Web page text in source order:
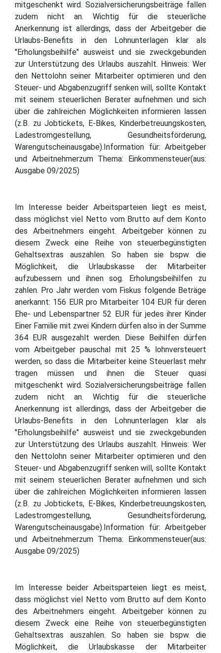
mitgeschenkt wird. Sozialversicherungsbeiträge fallen
zudem nicht an. Wichtig für die steuerliche
Anerkennung ist allerdings, dass der Arbeitgeber die
Urlaubs-Benefits in den Lohnunterlagen klar als
"Erholungsbeihilfe" ausweist und sie zweckgebunden
zur Unterstützung des Urlaubs auszahlt. Hinweis: Wer
den Nettolohn seiner Mitarbeiter optimieren und den
Steuer- und Abgabenzugriff senken will, sollte Kontakt
mit seinem steuerlichen Berater aufnehmen und sich
über die zahlreichen Möglichkeiten informieren lassen
(z.B. zu Jobtickets, E-Bikes, Kinderbetreuungskosten,
Ladestromgestellung, Gesundheitsförderung,
Warengutscheinausgabe).Information für: Arbeitgeber
und Arbeitnehmerzum Thema: Einkommensteuer(aus:
Ausgabe 09/2025)
Im Interesse beider Arbeitsparteien liegt es meist,
dass möglichst viel Netto vom Brutto auf dem Konto
des Arbeitnehmers eingeht. Arbeitgeber können zu
diesem Zweck eine Reihe von steuerbegünstigten
Gehaltsextras auszahlen. So haben sie bspw. die
Möglichkeit, die Urlaubskasse der Mitarbeiter
aufzubessern und ihnen sog. Erholungsbeihilfen zu
zahlen. Pro Jahr werden vom Fiskus folgende Beträge
anerkannt: 156 EUR pro Mitarbeiter 104 EUR für deren
Ehe- und Lebenspartner 52 EUR für jedes ihrer Kinder
Einer Familie mit zwei Kindern dürfen also in der Summe
364 EUR ausgezahlt werden. Diese Beihilfen dürfen
vom Arbeitgeber pauschal mit 25 % lohnversteuert
werden, so dass die Mitarbeiter keine Steuerlast mehr
tragen müssen und ihnen die Steuer quasi
mitgeschenkt wird. Sozialversicherungsbeiträge fallen
zudem nicht an. Wichtig für die steuerliche
Anerkennung ist allerdings, dass der Arbeitgeber die
Urlaubs-Benefits in den Lohnunterlagen klar als
"Erholungsbeihilfe" ausweist und sie zweckgebunden
zur Unterstützung des Urlaubs auszahlt. Hinweis: Wer
den Nettolohn seiner Mitarbeiter optimieren und den
Steuer- und Abgabenzugriff senken will, sollte Kontakt
mit seinem steuerlichen Berater aufnehmen und sich
über die zahlreichen Möglichkeiten informieren lassen
(z.B. zu Jobtickets, E-Bikes, Kinderbetreuungskosten,
Ladestromgestellung, Gesundheitsförderung,
Warengutscheinausgabe).Information für: Arbeitgeber
und Arbeitnehmerzum Thema: Einkommensteuer(aus:
Ausgabe 09/2025)
Im Interesse beider Arbeitsparteien liegt es meist,
dass möglichst viel Netto vom Brutto auf dem Konto
des Arbeitnehmers eingeht. Arbeitgeber können zu
diesem Zweck eine Reihe von steuerbegünstigten
Gehaltsextras auszahlen. So haben sie bspw. die
Möglichkeit, die Urlaubskasse der Mitarbeiter